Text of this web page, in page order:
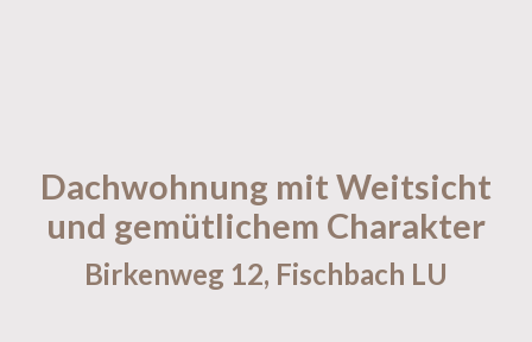
Dachwohnung mit Weitsicht
und gemütlichem Charakter
Birkenweg 12, Fischbach LU